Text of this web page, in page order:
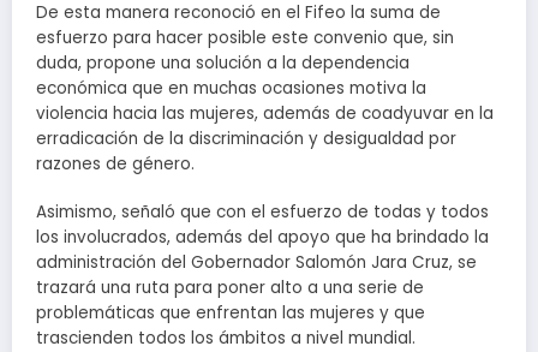
De esta manera reconoció en el Fifeo la suma de
esfuerzo para hacer posible este convenio que, sin
duda, propone una solución a la dependencia
económica que en muchas ocasiones motiva la
violencia hacia las mujeres, además de coadyuvar en la
erradicación de la discriminación y desigualdad por
razones de género.
Asimismo, señaló que con el esfuerzo de todas y todos
los involucrados, además del apoyo que ha brindado la
administración del Gobernador Salomón Jara Cruz, se
trazará una ruta para poner alto a una serie de
problemáticas que enfrentan las mujeres y que
trascienden todos los ámbitos a nivel mundial.